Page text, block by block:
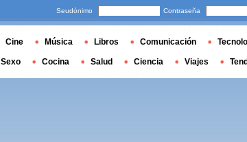
Seudónimo Contraseña
Cine Música Libros Comunicación
Sexo Cocina Salud Ciencia Viajes